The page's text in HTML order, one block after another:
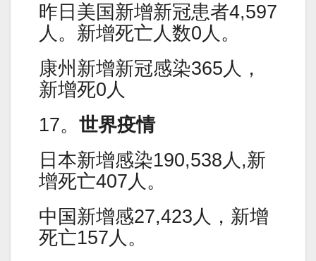
昨日美国新增新冠患者4,597
人。新增死亡人数0人。
康州新增新冠感染365人，
新增死0人
17。 世界疫情
日本新增感染190,538人,新
增死亡407人。
中国新增感27,423人，新增
死亡157人。